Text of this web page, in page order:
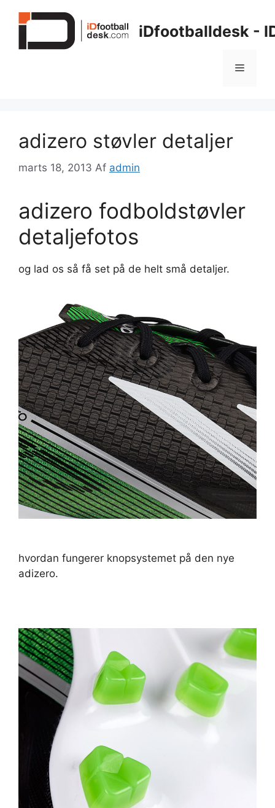
iDfootballdesk -
Menu
adizero støvler detaljer
marts 18, 2013 Af admin
adizero fodboldstøvler
detaljefotos
og lad os så få set på de helt små detaljer.
hvordan fungerer knopsystemet på den nye
adizero.